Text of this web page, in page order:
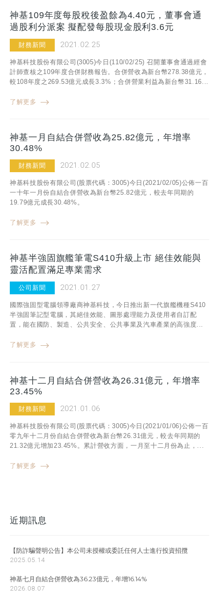
神基109年度每股稅後盈餘為4.40元，董事會通
過股利分派案 擬配發每股現金股利3.6元
財務新聞 2021.02.25
神基科技股份有限公司(3005)今日(110/02/25) 召開董事會通過經會
計師查核之109年度合併財務報告。合併營收為新台幣278.38億元，
較108年度之269.53億元成長3.3%；合併營業利益為新台幣31.16...
了解更多
神基一月自結合併營收為25.82億元，年增率
30.48%
財務新聞 2021.02.05
神基科技股份有限公司(股票代碼：3005)今日(2021/02/05)公佈一百
一十年一月份自結合併營收為新台幣25.82億元，較去年同期的
19.79億元成長30.48%。
了解更多
神基半強固旗艦筆電S410升級上市 絕佳效能與
靈活配置滿足專業需求
公司新聞 2021.01.27
國際強固型電腦領導廠商神基科技，今日推出新一代旗艦機種S410
半強固筆記型電腦，其絕佳效能、圖形處理能力及使用者自訂配
置，能在國防、製造、公共安全、公共事業及汽車產業的高強度...
了解更多
神基十二月自結合併營收為26.31億元，年增率
23.45%
財務新聞 2021.01.06
神基科技股份有限公司(股票代碼：3005)今日(2021/01/06)公佈一百
零九年十二月份自結合併營收為新台幣26.31億元，較去年同期的
21.32億元增加23.45%。累計營收方面，一月至十二月份為止，...
了解更多
近期訊息
【防詐騙聲明公告】本公司未授權或委託任何人士進行投資招攬
2025.05.14
神基七月自結合併營收為36.23億元，年增16.14%
2026.08.07